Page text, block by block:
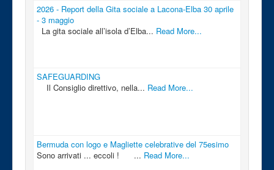
2026 - Report della Gita sociale a Lacona-Elba 30 aprile
- 3 maggio
La gita sociale all’isola d’Elba... Read More...
SAFEGUARDING
Il Consiglio direttivo, nella... Read More...
Bermuda con logo e Magliette celebrative del 75esimo
Sono arrivati ... eccoli ! ... Read More...